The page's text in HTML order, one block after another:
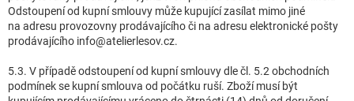
Odstoupení od kupní smlouvy může kupující zasílat mimo jiné
na adresu provozovny prodávajícího či na adresu elektronické pošty
prodávajícího info@atelierlesov.cz.
5.3. V případě odstoupení od kupní smlouvy dle čl. 5.2 obchodních
podmínek se kupní smlouva od počátku ruší. Zboží musí být